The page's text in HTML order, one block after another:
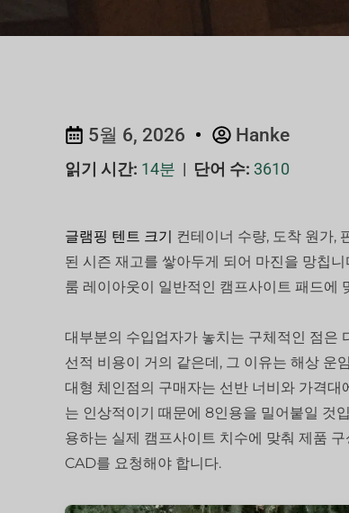
5월 6, 2026 Hanke
읽기 시간: 14분 | 단어 수: 3610
글램핑 텐트 크기 컨테이너 수량, 도착 원가,
된 시즌 재고를 쌓아두게 되어 마진을 망칩
룸 레이아웃이 일반적인 캠프사이트 패드에
대부분의 수입업자가 놓치는 구체적인 점은
선적 비용이 거의 같은데, 그 이유는 해상 운
대형 체인점의 구매자는 선반 너비와 가격
는 인상적이기 때문에 8인용을 밀어붙일 것
용하는 실제 캠프사이트 치수에 맞춰 제품
CAD를 요청해야 합니다.